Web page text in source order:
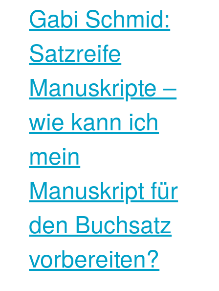
Gabi Schmid:
Satzreife
Manuskripte –
wie kann ich
mein
Manuskript für
den Buchsatz
vorbereiten?